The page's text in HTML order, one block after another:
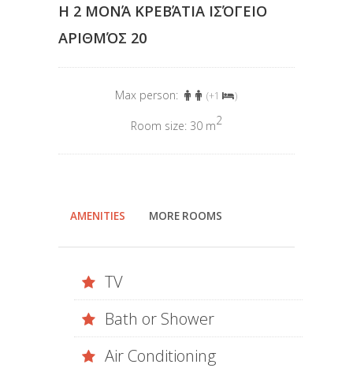
Η 2 ΜΟΝΆ ΚΡΕΒΆΤΙΑ ΙΣΌΓΕΙΟ
ΑΡΙΘΜΌΣ 20
Max person: (+1 )
Room size: 30 m2
AMENITIES MORE ROOMS
TV
Bath or Shower
Air Conditioning